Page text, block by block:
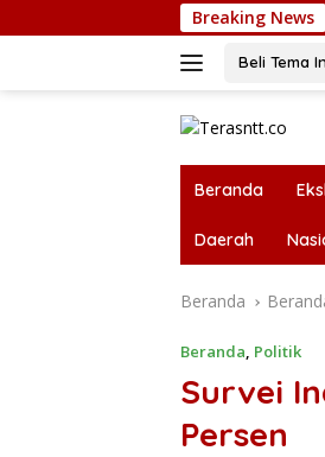
ke
Breaking News
Beli Tema
Beranda
Daerah
Beranda
Beranda, Politik
Survei
Persen